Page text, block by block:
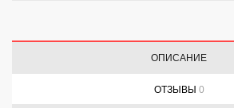
ОПИСАНИЕ
ОТЗЫВЫ 0